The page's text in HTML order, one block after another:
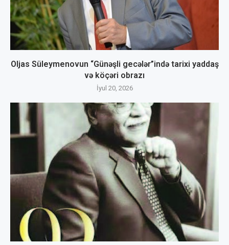
Oljas Süleymenovun “Günəşli gecələr”ində tarixi yaddaş
və köçəri obrazı
İyul 20, 2026